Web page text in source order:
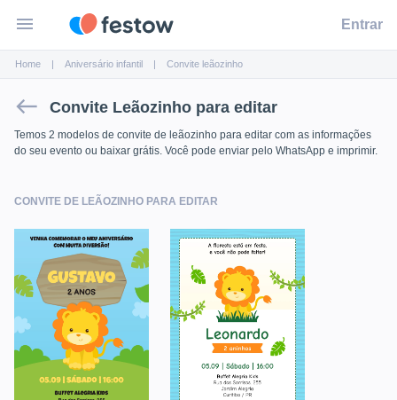
menu Entrar
Home Aniversário infantil Convite leãozinho
west Convite Leãozinho para editar
Temos 2 modelos de convite de leãozinho para editar com as informações
do seu evento ou baixar grátis. Você pode enviar pelo WhatsApp e imprimir.
CONVITE DE LEÃOZINHO PARA EDITAR